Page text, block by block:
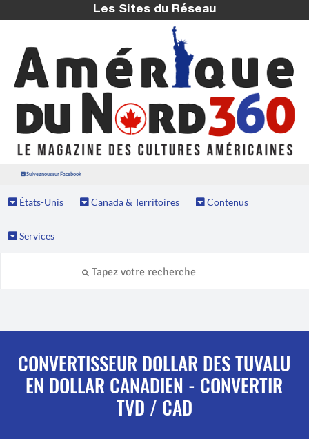
Les Sites du Réseau
Suivez nous sur Facebook
États-Unis Canada & Territoires Contenus
Services
CONVERTISSEUR DOLLAR DES TUVALU
EN DOLLAR CANADIEN - CONVERTIR
TVD / CAD